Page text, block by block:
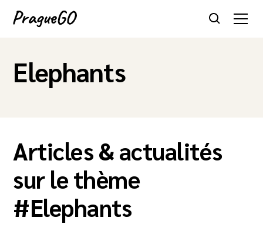
Elephants
Articles & actualités
sur le thème
#Elephants